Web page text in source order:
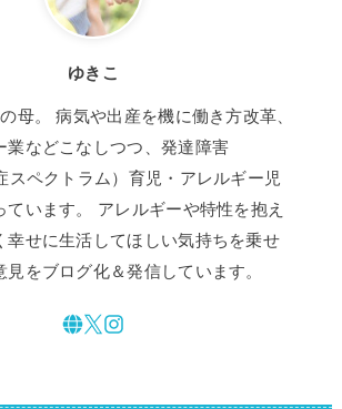
ゆきこ
母。 病気や出産を機に働き方改革、
業などこなしつつ、発達障害
スペクトラム）育児・アレルギー児
ています。 アレルギーや特性を抱え
幸せに生活してほしい気持ちを乗せ
をブログ化＆発信しています。